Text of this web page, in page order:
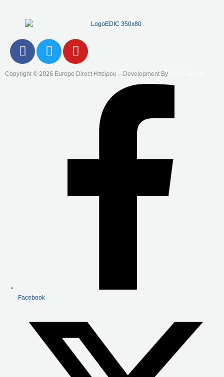
F
A
C
T
W
I
Y
O
U
Copyright © 2026 Europe Direct Ηπείρου – Development By
Facebook